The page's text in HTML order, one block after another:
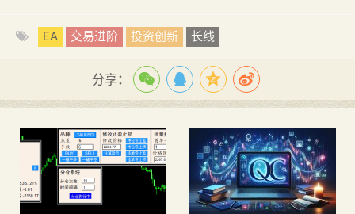
EA 交易进阶 投资创新 长线
分享：